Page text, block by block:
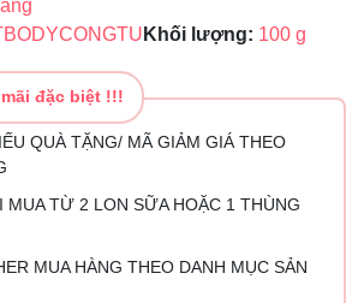
Khối lượng: 100 g
đặc biệt !!!
QUÀ TẶNG/ MÃ GIẢM GIÁ THEO
MUA TỪ 2 LON SỮA HOẶC 1 THÙNG
MUA HÀNG THEO DANH MỤC SẢN